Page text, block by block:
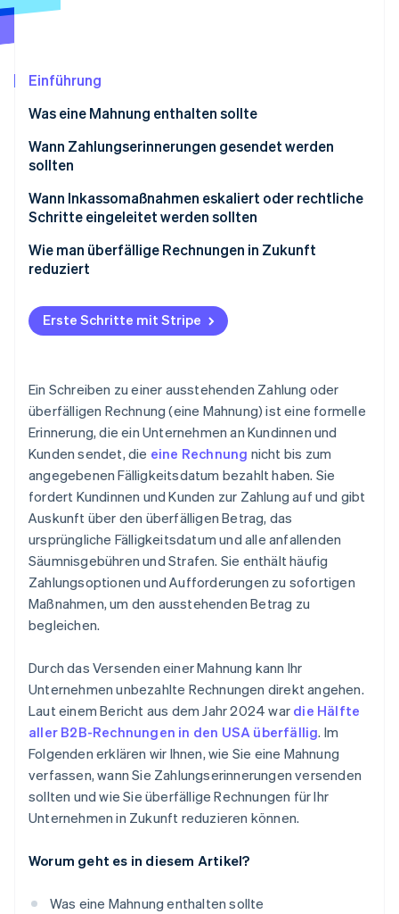
Climate
CO₂-Entnahme
Identity
Erfahren Sie, wie Stripe Lösungen für die
Einführung
Was eine Mahnung enthalten sollte
Wann Zahlungserinnerungen gesendet werden
sollten
Wann Inkassomaßnahmen eskaliert oder rechtliche
Schritte eingeleitet werden sollten
Betrag und Beziehung berücksichtigen
Letzte Mitteilung mit den nächsten Schritten
senden
Zwischen Inkasso und rechtlichen Schritten wählen
Rechts- oder Finanzberatung hinzuziehen
Mögliche Auswirkungen auf die Reputation
bewerten
Wie man überfällige Rechnungen in Zukunft
reduziert
Erste Schritte mit Stripe
Ein Schreiben zu einer ausstehenden Zahlung oder
überfälligen Rechnung (eine Mahnung) ist eine formelle
Erinnerung, die ein Unternehmen an Kundinnen und
Kunden sendet, die eine Rechnung nicht bis zum
angegebenen Fälligkeitsdatum bezahlt haben. Sie
fordert Kundinnen und Kunden zur Zahlung auf und gibt
Auskunft über den überfälligen Betrag, das
ursprüngliche Fälligkeitsdatum und alle anfallenden
Säumnisgebühren und Strafen. Sie enthält häufig
Zahlungsoptionen und Aufforderungen zu sofortigen
Maßnahmen, um den ausstehenden Betrag zu
begleichen.
Durch das Versenden einer Mahnung kann Ihr
Unternehmen unbezahlte Rechnungen direkt angehen.
Laut einem Bericht aus dem Jahr 2024 war die Hälfte
aller B2B-Rechnungen in den USA überfällig. Im
Folgenden erklären wir Ihnen, wie Sie eine Mahnung
verfassen, wann Sie Zahlungserinnerungen versenden
sollten und wie Sie überfällige Rechnungen für Ihr
Unternehmen in Zukunft reduzieren können.
Worum geht es in diesem Artikel?
Was eine Mahnung enthalten sollte